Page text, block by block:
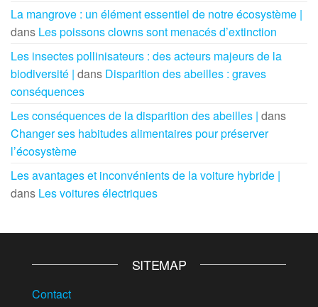
La mangrove : un élément essentiel de notre écosystème |
dans Les poissons clowns sont menacés d’extinction
Les insectes pollinisateurs : des acteurs majeurs de la
biodiversité | dans Disparition des abeilles : graves
conséquences
Les conséquences de la disparition des abeilles | dans
Changer ses habitudes alimentaires pour préserver
l’écosystème
Les avantages et inconvénients de la voiture hybride |
dans Les voitures électriques
SITEMAP
Contact